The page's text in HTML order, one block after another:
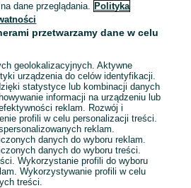
nie jest już dostępne
na stronę główną
dane przeglądania. Polityka
przetwarzamy dane w celu
geolokalizacyjnych. Aktywne
urządzenia do celów identyfikacji.
statystyce lub kombinacji danych
informacji na urządzeniu lub
reklam. Rozwój i
profili w celu personalizacji treści.
reklam.
danych do wyboru reklam.
danych do wyboru treści.
Wykorzystanie profili do wyboru
Wykorzystywanie profili w celu
treści.